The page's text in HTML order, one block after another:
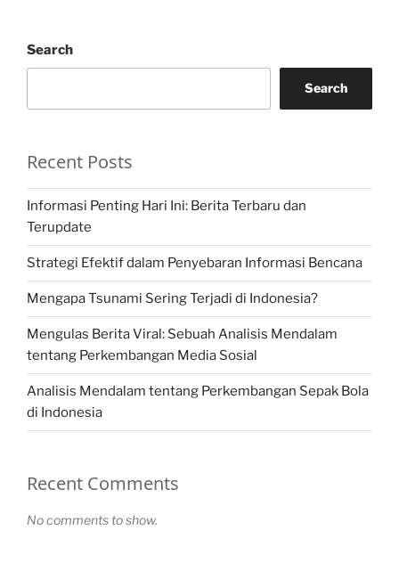
Search
Search
Recent Posts
Informasi Penting Hari Ini: Berita Terbaru dan
Terupdate
Strategi Efektif dalam Penyebaran Informasi Bencana
Mengapa Tsunami Sering Terjadi di Indonesia?
Mengulas Berita Viral: Sebuah Analisis Mendalam
tentang Perkembangan Media Sosial
Analisis Mendalam tentang Perkembangan Sepak Bola
di Indonesia
Recent Comments
No comments to show.